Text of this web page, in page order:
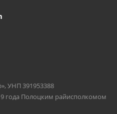
УНП 391953388
года Полоцким райисполкомом